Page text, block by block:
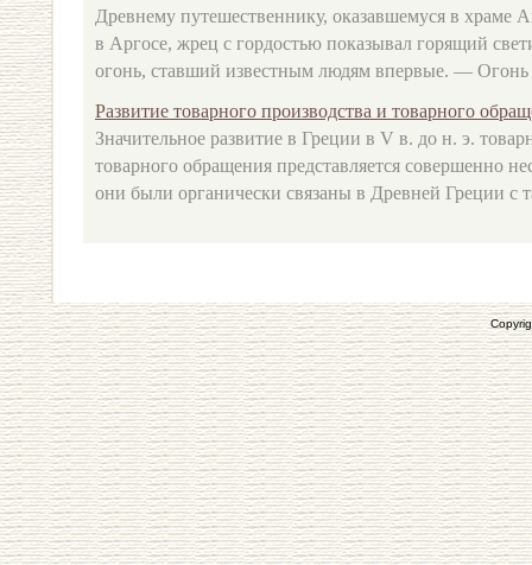
Древнему путешественнику, оказавшемуся в храме
в Аргосе, жрец с гордостью показывал горящий
огонь, ставший известным людям впервые. —
Развитие товарного производства и товарного
Значительное развитие в Греции в V в. до н. э.
товарного обращения представляется совершенно
они были органически связаны в Древней Греции с